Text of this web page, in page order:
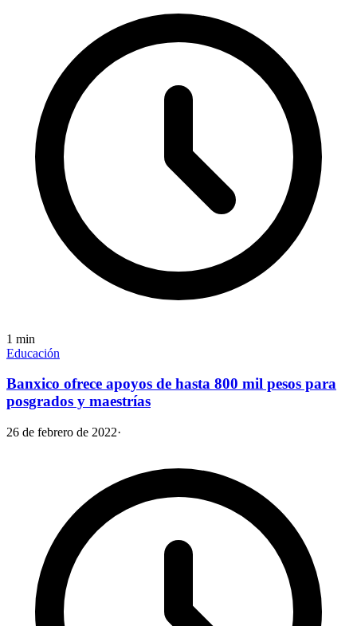
1 min
Educación
Banxico ofrece apoyos de hasta 800 mil pesos para
posgrados y maestrías
26 de febrero de 2022·